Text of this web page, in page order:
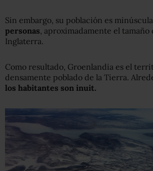
Sin embargo, su población es
personas , aproximadamente el
Inglaterra.
Como resultado, Groenlandia es el
densamente poblado de la Tierra.
los habitantes son inuit.